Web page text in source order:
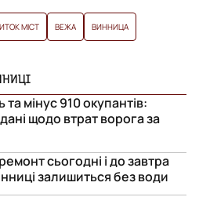
МІСТ ВЕЖА ВИННИЦА
та мінус 910 окупантів:
щодо втрат ворога за
сьогодні і до завтра
залишиться без води